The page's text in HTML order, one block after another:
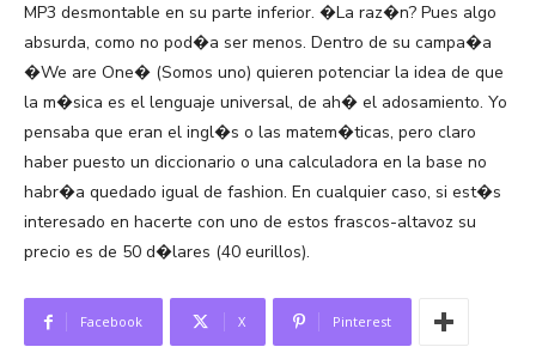
MP3 desmontable en su parte inferior. �La raz�n? Pues algo
absurda, como no pod�a ser menos. Dentro de su campa�a
�We are One� (Somos uno) quieren potenciar la idea de que
la m�sica es el lenguaje universal, de ah� el adosamiento. Yo
pensaba que eran el ingl�s o las matem�ticas, pero claro
haber puesto un diccionario o una calculadora en la base no
habr�a quedado igual de fashion. En cualquier caso, si est�s
interesado en hacerte con uno de estos frascos-altavoz su
precio es de 50 d�lares (40 eurillos).
Facebook X Pinterest